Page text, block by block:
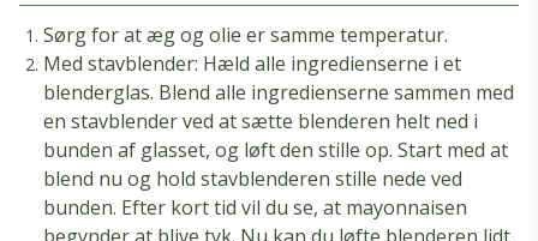
Sørg for at æg og olie er samme temperatur.
Med stavblender: Hæld alle ingredienserne i et
blenderglas. Blend alle ingredienserne sammen med
en stavblender ved at sætte blenderen helt ned i
bunden af glasset, og løft den stille op. Start med at
blend nu og hold stavblenderen stille nede ved
bunden. Efter kort tid vil du se, at mayonnaisen